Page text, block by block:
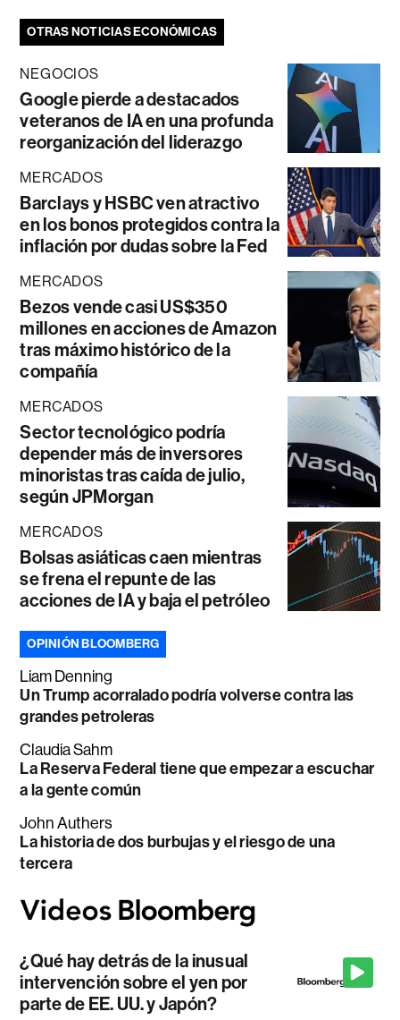
OTRAS NOTICIAS ECONÓMICAS
NEGOCIOS
Google pierde a destacados
veteranos de IA en una profunda
reorganización del liderazgo
MERCADOS
Barclays y HSBC ven atractivo
en los bonos protegidos contra la
inflación por dudas sobre la Fed
MERCADOS
Bezos vende casi US$350
millones en acciones de Amazon
tras máximo histórico de la
compañía
MERCADOS
Sector tecnológico podría
depender más de inversores
minoristas tras caída de julio,
según JPMorgan
MERCADOS
Bolsas asiáticas caen mientras
se frena el repunte de las
acciones de IA y baja el petróleo
OPINIÓN BLOOMBERG
Liam Denning
Un Trump acorralado podría volverse contra las
grandes petroleras
Claudia Sahm
La Reserva Federal tiene que empezar a escuchar
a la gente común
John Authers
La historia de dos burbujas y el riesgo de una
tercera
¿Qué hay detrás de la inusual
intervención sobre el yen por
parte de EE. UU. y Japón?